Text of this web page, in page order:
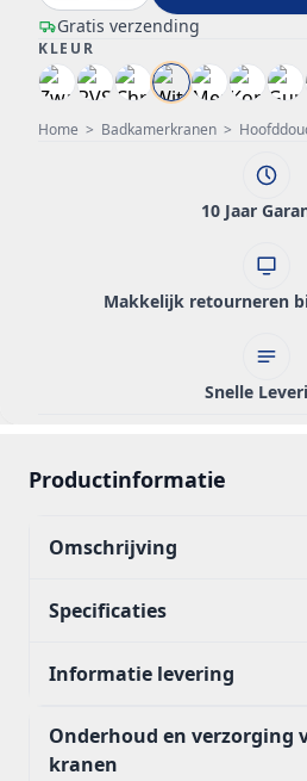
Home > Badkamerkranen >
Gratis verzending
KLEUR
10 Jaar
Makkelijk retourneren
Snelle
Productinformatie
Omschrijving
Specificaties
Informatie levering
Onderhoud en verzorging
kranen